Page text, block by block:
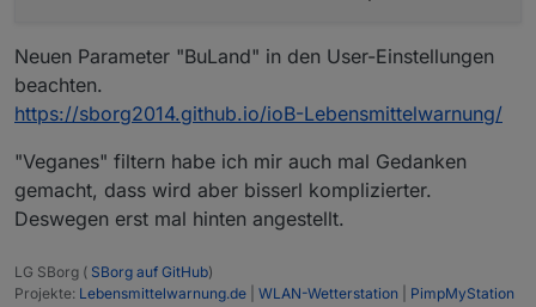
Neuen Parameter "BuLand" in den User-Einstellungen
beachten.
https://sborg2014.github.io/ioB-Lebensmittelwarnung/
"Veganes" filtern habe ich mir auch mal Gedanken
gemacht, dass wird aber bisserl komplizierter.
Deswegen erst mal hinten angestellt.
LG SBorg ( SBorg auf GitHub)
Projekte: Lebensmittelwarnung.de WLAN-Wetterstation PimpMyStation